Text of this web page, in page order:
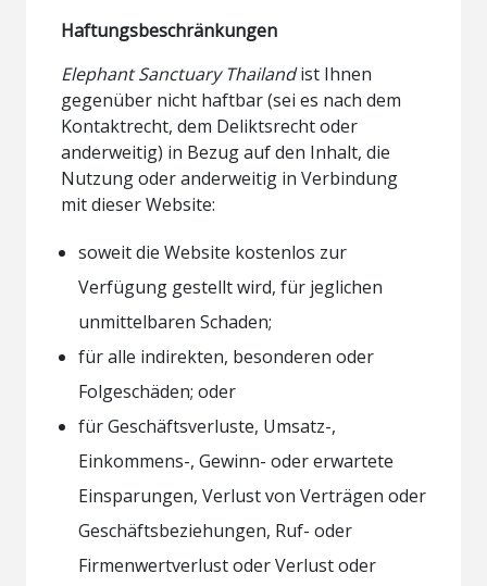
Haftungsbeschränkungen
Elephant Sanctuary Thailandist Ihnen
gegenüber nicht haftbar (sei es nach dem
Kontaktrecht, dem Deliktsrecht oder
anderweitig) in Bezug auf den Inhalt, die
Nutzung oder anderweitig in Verbindung
mit dieser Website:
soweit die Website kostenlos zur
Verfügung gestellt wird, für jeglichen
unmittelbaren Schaden;
für alle indirekten, besonderen oder
Folgeschäden; oder
für Geschäftsverluste, Umsatz-,
Einkommens-, Gewinn- oder erwartete
Einsparungen, Verlust von Verträgen oder
Geschäftsbeziehungen, Ruf- oder
Firmenwertverlust oder Verlust oder